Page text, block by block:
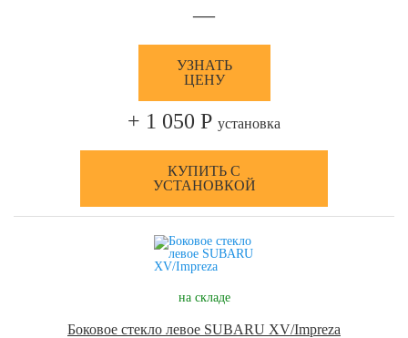
—
УЗНАТЬ
ЦЕНУ
+ 1 050 Р установка
КУПИТЬ С
УСТАНОВКОЙ
на складе
Боковое стекло левое SUBARU XV/Impreza